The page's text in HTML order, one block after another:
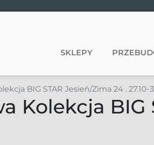
SKLEPY
BIG STAR Jesień/Zima 24 . 27.10-
Kolekcja BIG